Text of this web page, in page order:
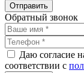
Обратный звонок
Даю согласие
соответствии с